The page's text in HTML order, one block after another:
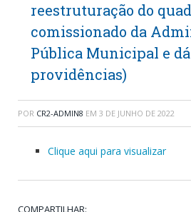
reestruturação do
comissionado da
Pública Municipal e
providências)
POR CR2-ADMIN8 EM 3 DE JUNHO DE 2022
Clique aqui para visualizar
COMPARTILHAR: